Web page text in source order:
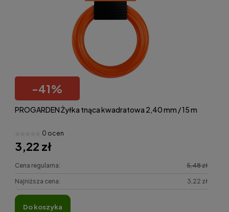
-41%
PROGARDEN Żyłka tnąca kwadratowa 2,40 mm / 15 m
0 ocen
3,22 zł
Cena regularna: 5,48 zł
Najniższa cena: 3,22 zł
do koszyka